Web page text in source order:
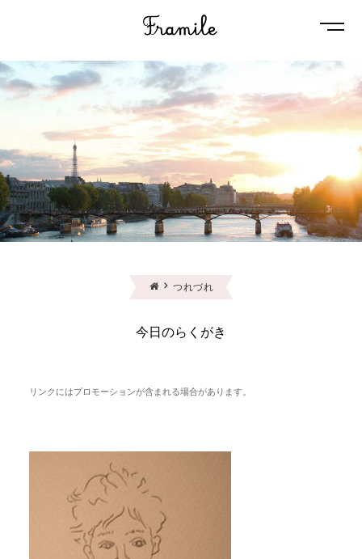
つれづれ
今日のらくがき
リンクにはプロモーションが含まれる場合があります。